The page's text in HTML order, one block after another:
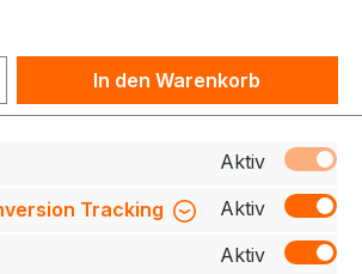
Gib den
In den Warenkorb
Bio-Sweatshirt aus weichem
Aktiv
Tracking
Aktiv
Aktiv